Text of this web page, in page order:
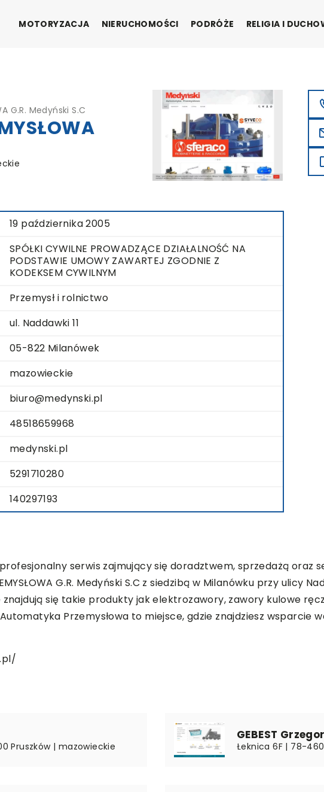
MOTORYZACJA NIERUCHOMOŚCI PODRÓŻE RELIGIA I
G.R. Medyński S.C
19 października 2005
SPÓŁKI CYWILNE PROWADZĄCE DZIAŁALNOŚĆ NA
PODSTAWIE UMOWY ZAWARTEJ ZGODNIE Z
KODEKSEM CYWILNYM
Przemysł i rolnictwo
ul. Naddawki 11
05-822 Milanówek
mazowieckie
biuro@medynski.pl
48518659968
medynski.pl
5291710280
140297193
serwis zajmujący się doradztwem, sprzedażą oraz
G.R. Medyński S.C z siedzibą w Milanówku przy ulicy
się takie produkty jak elektrozawory, zawory kulowe
Przemysłowa to miejsce, gdzie znajdziesz wsparcie
Pruszków | mazowieckie
GEBEST
Łeknica 6F | 78-